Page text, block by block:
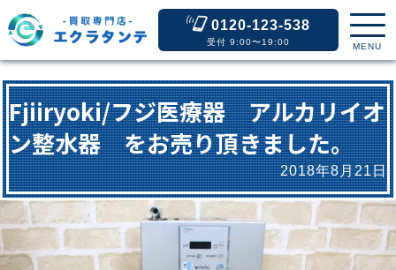
0120-123-538
受付 9:00〜19:00 MENU
Fjiiryoki/フジ医療器 アルカリイオ
ン整水器 をお売り頂きました。
2018年8月21日